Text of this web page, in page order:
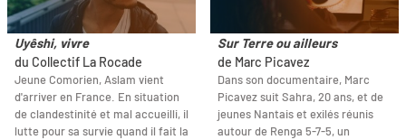
Uyêshi, vivre
du Collectif La Rocade
Jeune Comorien, Aslam vient
d'arriver en France. En situation
de clandestinité et mal accueilli, il
lutte pour sa survie quand il fait la
Sur Terre ou ailleurs
de Marc Picavez
Dans son documentaire, Marc
Picavez suit Sahra, 20 ans, et de
jeunes Nantais et exilés réunis
autour de Renga 5-7-5, un